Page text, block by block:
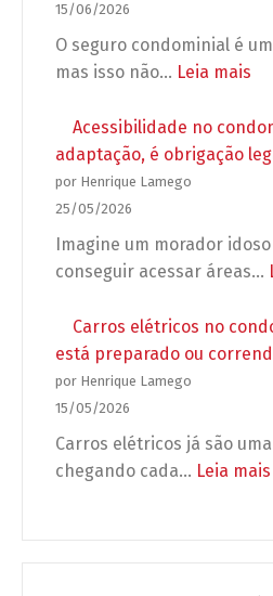
15/06/2026
O seguro condominial é
mas isso não… Leia mais
seu
Acessibilidade no
adaptação, é obrigação
por Henrique Lamego
25/05/2026
Imagine um morador
conseguir acessar áreas…
Carros elétricos no
está preparado ou
por Henrique Lamego
15/05/2026
Carros elétricos já são
chegando cada… Leia mais